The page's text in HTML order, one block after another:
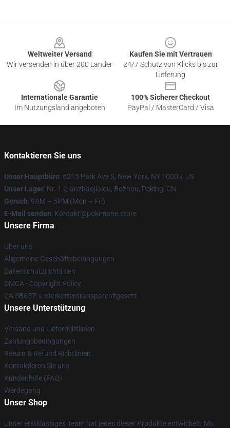
Weltweiter Versand
Wir versenden in über 200 Länder
Kaufen Sie mit Vertrauen
24/7 Schutz von Klicks bis zur
Lieferung
Internationale Garantie
Im Nutzungsland angeboten
100% Sicherer Checkout
PayPal / MasterCard / Visa
Kontaktieren Sie uns
Unser Hauptbüro: 6215 Park Ave S, New York, NY 10003, US
Unser Lager: Nr. 1 Qianzhaojialou, Bozhou, Peking, CN
Geruch: 9AM – 5PM (Mon – Fri)
E-Mail senden: Kontakt@pokimane.store
Unsere Firma
Über uns
Allgemeine Geschäftsbedingungen
Datenschutzrichtlinien
DMCA - Copyright Policy
CA SB657: Lieferkettentransparenzgesetz
Unsere Unterstützung
Versand und Lieferrichtlinien
Zahlungsbedingungen
Return & Refund Richtlinien
Kontaktieren Sie uns
Kundenhilfe (FAQ)
Werdegang
Unser Shop
Unser erstklassiges Team hat jedes dieser Produkte entwickelt. Mit